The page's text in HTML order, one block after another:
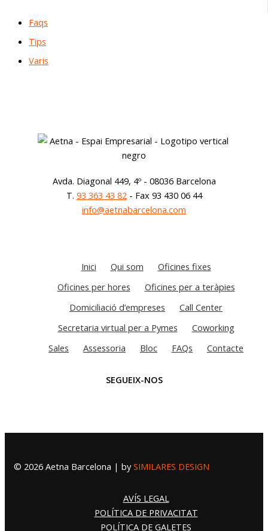
Faqs
Tips
Varis
Avda. Diagonal 449, 4º - 08036 Barcelona
T. 93 363 43 82 - Fax 93 430 06 44
info@aetnabarcelona.com
Inici Qui som
Oficines fixes
Oficines per hores
Oficines per a teràpies
Domiciliació d’empreses
Call Center
Secretaria virtual per a Pymes
Coworking
Sales
Assessoria Bloc FAQs Contacte
SEGUEIX-NOS
© 2026 Aetna Barcelona | bySIMILARES DESIGN
AVÍS LEGAL
POLÍTICA DE PRIVACITAT
POLÍTICA DE GALETES